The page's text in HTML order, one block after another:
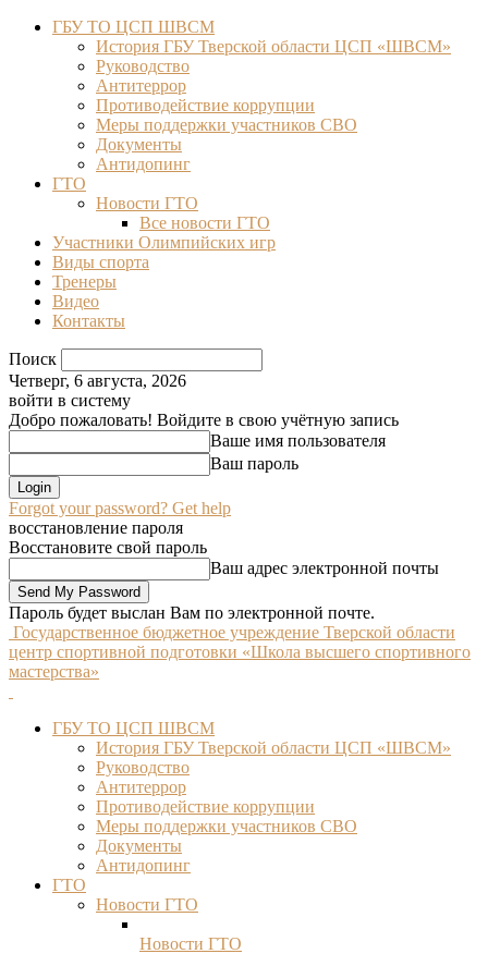
ГБУ ТО ЦСП ШВСМ
История ГБУ Тверской области ЦСП «ШВСМ»
Руководство
Антитеррор
Противодействие коррупции
Меры поддержки участников СВО
Документы
Антидопинг
ГТО
Новости ГТО
Все новости ГТО
Участники Олимпийских игр
Виды спорта
Тренеры
Видео
Контакты
Поиск
Четверг, 6 августа, 2026
войти в систему
Добро пожаловать! Войдите в свою учётную запись
Ваше имя пользователя
Ваш пароль
Forgot your password? Get help
восстановление пароля
Восстановите свой пароль
Ваш адрес электронной почты
Пароль будет выслан Вам по электронной почте.
Государственное бюджетное учреждение Тверской области
центр спортивной подготовки «Школа высшего спортивного
мастерства»
ГБУ ТО ЦСП ШВСМ
История ГБУ Тверской области ЦСП «ШВСМ»
Руководство
Антитеррор
Противодействие коррупции
Меры поддержки участников СВО
Документы
Антидопинг
ГТО
Новости ГТО
Новости ГТО